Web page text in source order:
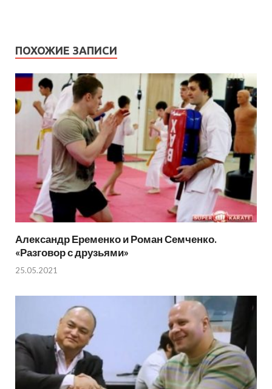
ПОХОЖИЕ ЗАПИСИ
Александр Еременко и Роман Семченко.
«Разговор с друзьями»
25.05.2021